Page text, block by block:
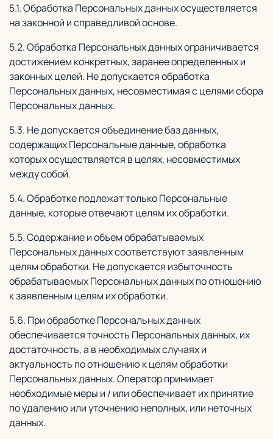
5.1. Обработка Персональных данных осуществляется
на законной и справедливой основе.
5.2. Обработка Персональных данных ограничивается
достижением конкретных, заранее определенных и
законных целей. Не допускается обработка
Персональных данных, несовместимая с целями сбора
Персональных данных.
5.3. Не допускается объединение баз данных,
содержащих Персональные данные, обработка
которых осуществляется в целях, несовместимых
между собой.
5.4. Обработке подлежат только Персональные
данные, которые отвечают целям их обработки.
5.5. Содержание и объем обрабатываемых
Персональных данных соответствуют заявленным
целям обработки. Не допускается избыточность
обрабатываемых Персональных данных по отношению
к заявленным целям их обработки.
5.6. При обработке Персональных данных
обеспечивается точность Персональных данных, их
достаточность, а в необходимых случаях и
актуальность по отношению к целям обработки
Персональных данных. Оператор принимает
необходимые меры и / или обеспечивает их принятие
по удалению или уточнению неполных, или неточных
данных.